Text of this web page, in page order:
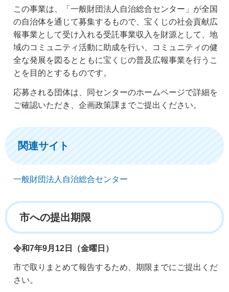
この事業は、「一般財団法人自治総合センター」が全国
の自治体を通じて募集するもので、宝くじの社会貢献広
報事業として受け入れる受託事業収入を財源として、地
域のコミュニティ活動に助成を行い、コミュニティの健
全な発展を図るとともに宝くじの普及広報事業を行うこ
とを目的とするものです。
応募される団体は、同センターのホームページで詳細を
ご確認いただき、企画政策課までご提出ください。
関連サイト
一般財団法人自治総合センター
市への提出期限
令和7年9月12日（金曜日）
市で取りまとめて報告するため、期限までにご提出くだ
さい。